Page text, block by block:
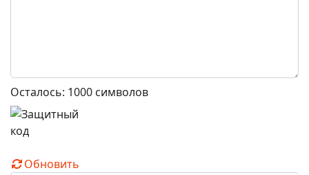
Осталось: 1000 символов
Обновить